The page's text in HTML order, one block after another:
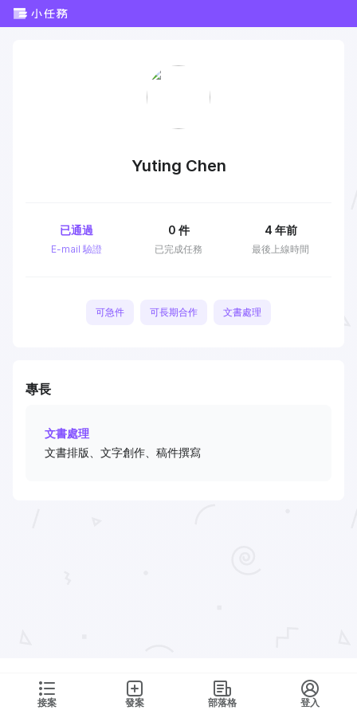
接案 發案 部落格 登入
Yuting Chen
E-mail 驗證
已通過
已完成任務
0 件
最後上線時間
4 年前
可急件 可長期合作 文書處理
專長
文書處理
文書排版、文字創作、稿件撰寫